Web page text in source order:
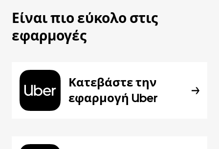
Είναι πιο εύκολο στις
εφαρμογές
Κατεβάστε την
εφαρμογή Uber